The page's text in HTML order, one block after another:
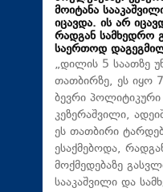
მოიტანა
იცავდა. ის არ
რადგან სამხედრო
საერთოდ
„დილის 5 საათზე
თათბირზე, ეს იყო
ბევრი პოლიტიკური
კეზერაშვილი,
ეს თათბირი
ესაქმებოდა,
მოქმედებაზე
სააკაშვილი და